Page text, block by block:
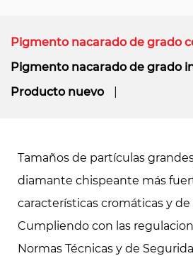
Pigmento nacarado de grado
Pigmento nacarado de grado
Producto nuevo
Tamaños de partículas
diamante chispeante más
características cromáticas y
Cumpliendo con las
Normas Técnicas y de